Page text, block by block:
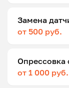
Замена
от 500 руб.
Опрессовка
от 1 000 руб.